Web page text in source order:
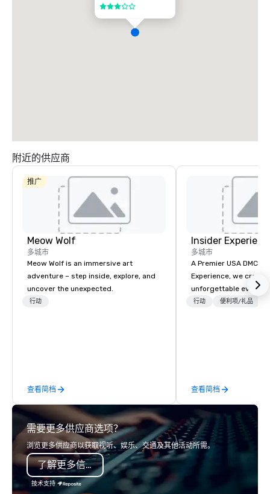
3/5
附近的供应商
推广
Meow Wolf
多城市
Meow Wolf is an immersive art
adventure – step inside, explore, and
uncover the unexpected.
行动
查看简档
Insider
多城市
A Premier USA DMC Partner
Experience, we create
unforgettable events
access to premium
times, all-inclusive
turnarounds, strong
relationships, and
precision. We operate
in key destinations
Los Angeles, San
行动 便利项/礼品
查看简档
需要更多供应商选项？
浏览更多供应商以获取视听、娱乐、交通及其他活动所需。
了解更多信息
技术支持